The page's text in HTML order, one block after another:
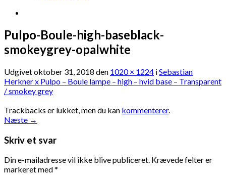
Pulpo-Boule-high-baseblack-
smokeygrey-opalwhite
Udgivetoktober 31, 2018 den 1020 × 1224 iSebastian
Herkner x Pulpo – Boule lampe – high – hvid base – Transparent
/ smokey grey
Trackbacks er lukket, men du kan kommenterer.
Næste →
Skriv et svar
Din e-mailadresse vil ikke blive publiceret. Krævede felter er
markeret med*